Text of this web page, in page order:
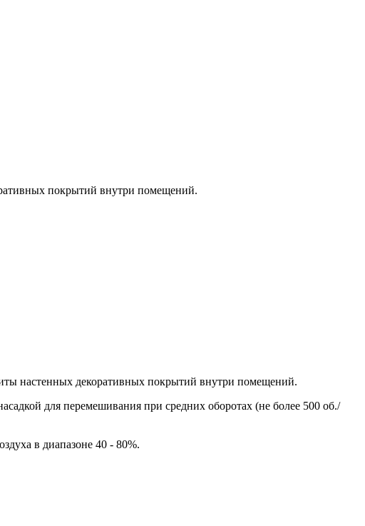
покрытий внутри помещений.
настенных декоративных покрытий внутри помещений.
для перемешивания при средних оборотах (не более 500 об./
в диапазоне 40 - 80%.